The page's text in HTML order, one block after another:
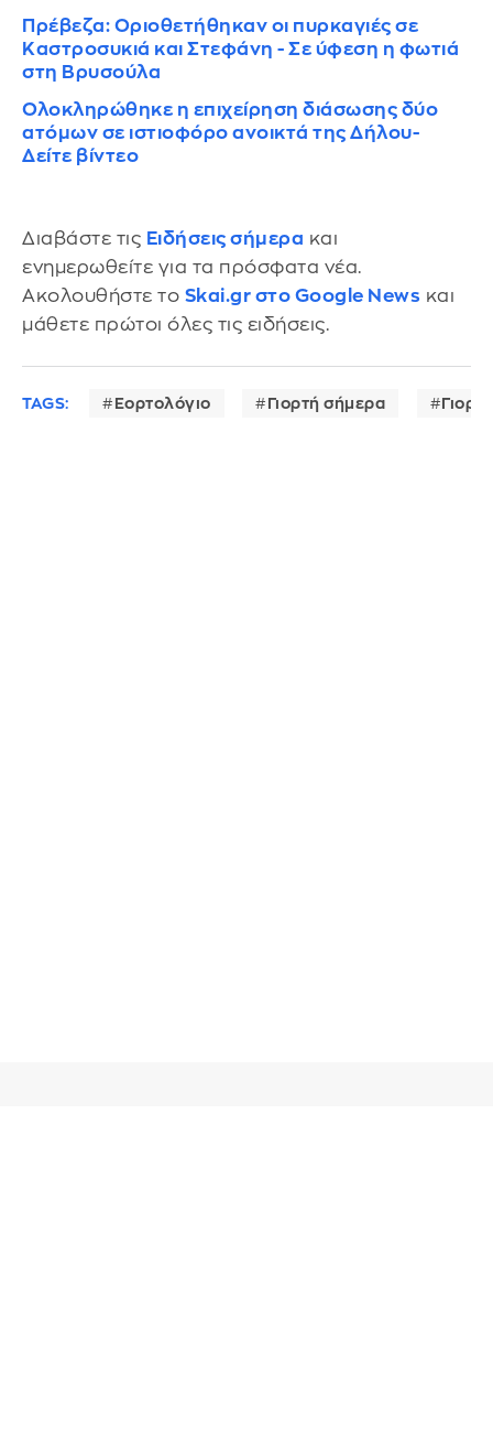
Πρέβεζα: Οριοθετήθηκαν οι πυρκαγιές σε
Καστροσυκιά και Στεφάνη - Σε ύφεση η φωτιά
στη Βρυσούλα
Ολοκληρώθηκε η επιχείρηση διάσωσης δύο
ατόμων σε ιστιοφόρο ανοικτά της Δήλου-
Δείτε βίντεο
Διαβάστε τις Ειδήσεις σήμερα και
ενημερωθείτε για τα πρόσφατα νέα.
Ακολουθήστε το Skai.gr στο Google News και
μάθετε πρώτοι όλες τις ειδήσεις.
TAGS: Εορτολόγιο Γιορτή σήμερα Γιορτή